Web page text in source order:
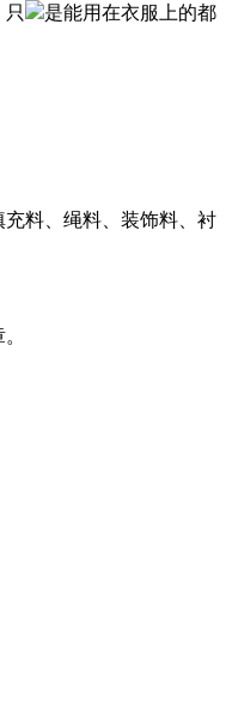
只
是能用在衣服上的都
充料、绳料、装饰料、衬